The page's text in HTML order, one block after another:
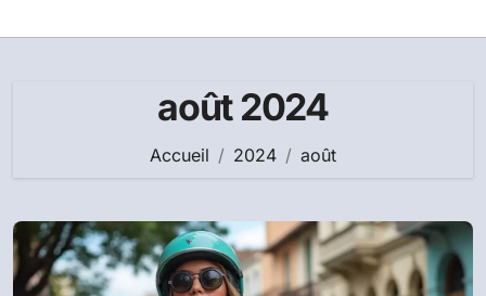
août 2024
Accueil 2024 août